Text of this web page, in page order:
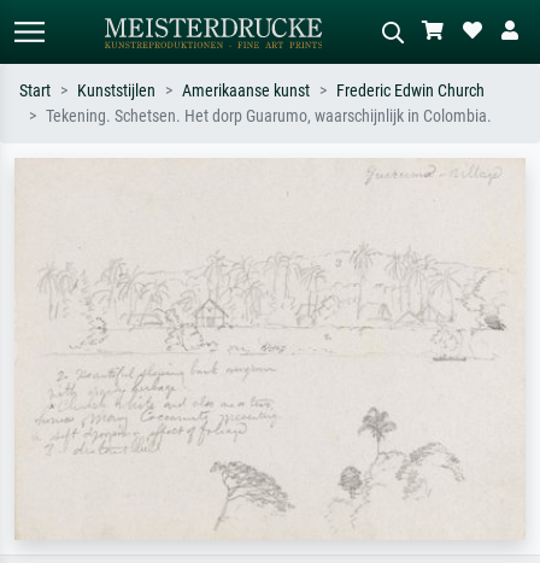
Beschrijf de scène – bijv. groene
weide, abstract met veel rood, donker
een boom.
Start Kunststijlen Amerikaanse kunst
Frederic Edwin Church
Tekening. Schetsen. Het dorp Guarumo, waarschijnlijk in Colombia.